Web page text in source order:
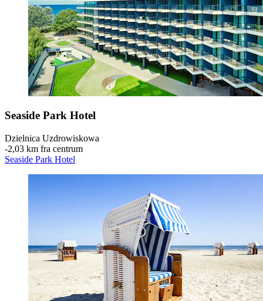
Seaside Park Hotel
Dzielnica Uzdrowiskowa
‐2,03 km fra centrum
Seaside Park Hotel